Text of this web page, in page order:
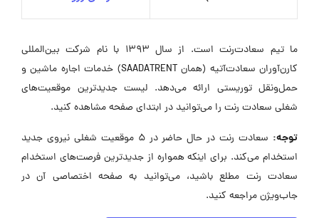
ما تیم سعادت‌رنت است. از سال 1393 با نام شرکت بین‌المللی
کارن‌آوران سعادت‌آتیه (همان SAADATRENT) خدمات اجاره ماشین و
حمل‌ونقل توریستی ارائه می‌دهد. لیست جدیدترین موقعیت‌های
شغلی سعادت رنت را می‌توانید در ابتدای صفحه مشاهده کنید.
توجه:
سعادت رنت در حال حاضر در ۵ موقعیت شغلی نیروی جدید
استخدام می‌کند. برای اینکه همواره از جدیدترین فرصت‌های استخدام
سعادت رنت مطلع باشید، می‌توانید به صفحه اختصاصی آن در
جاب‌ویژن مراجعه کنید.